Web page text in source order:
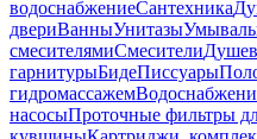
водоснабжениеСантехника
двериВанныУнитазы
смесителямиСмесители
гарнитурыБидеПиссуары
гидромассажем
насосыПроточные фильтры